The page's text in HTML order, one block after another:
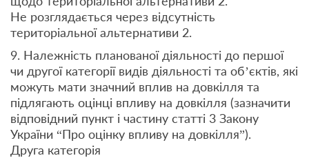
Не розглядається через відсутність
територіальної альтернативи 2.
9. Належність планованої діяльності до першої
чи другої категорії видів діяльності та об’єктів, які
можуть мати значний вплив на довкілля та
підлягають оцінці впливу на довкілля (зазначити
відповідний пункт і частину статті 3 Закону
України “Про оцінку впливу на довкілля”).
Друга категорія